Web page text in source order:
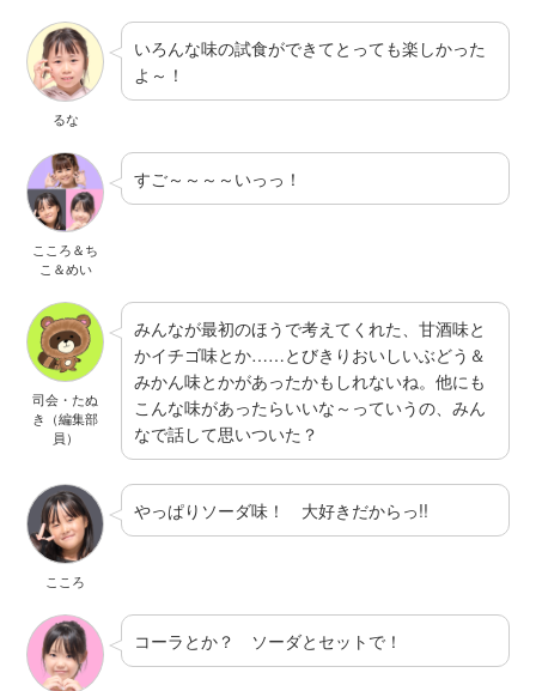
るな
いろんな味の試食ができてとっても楽しかった
よ～！
こころ＆ち
こ＆めい
すご～～～～いっっ！
司会・たぬ
き（編集部
員）
みんなが最初のほうで考えてくれた、甘酒味と
かイチゴ味とか……とびきりおいしいぶどう＆
みかん味とかがあったかもしれないね。他にも
こんな味があったらいいな～っていうの、みん
なで話して思いついた？
こころ
やっぱりソーダ味！ 大好きだからっ!!
コーラとか？ ソーダとセットで！